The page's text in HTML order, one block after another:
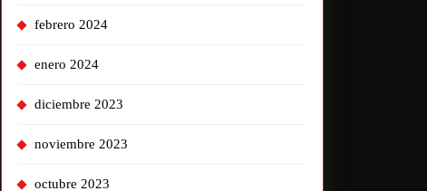
febrero 2024
enero 2024
diciembre 2023
noviembre 2023
octubre 2023